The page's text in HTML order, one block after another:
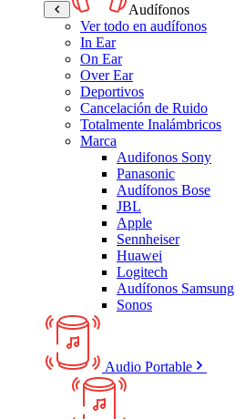
Audífonos
Ver todo en audífonos
In Ear
On Ear
Over Ear
Deportivos
Cancelación de Ruido
Totalmente Inalámbricos
Marca
Audifonos Sony
Panasonic
Audífonos Bose
JBL
Apple
Sennheiser
Huawei
Logitech
Audífonos Samsung
Sonos
Audio Portable